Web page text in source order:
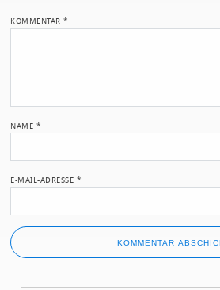
KOMMENTAR*
NAME *
E-MAIL-ADRESSE *